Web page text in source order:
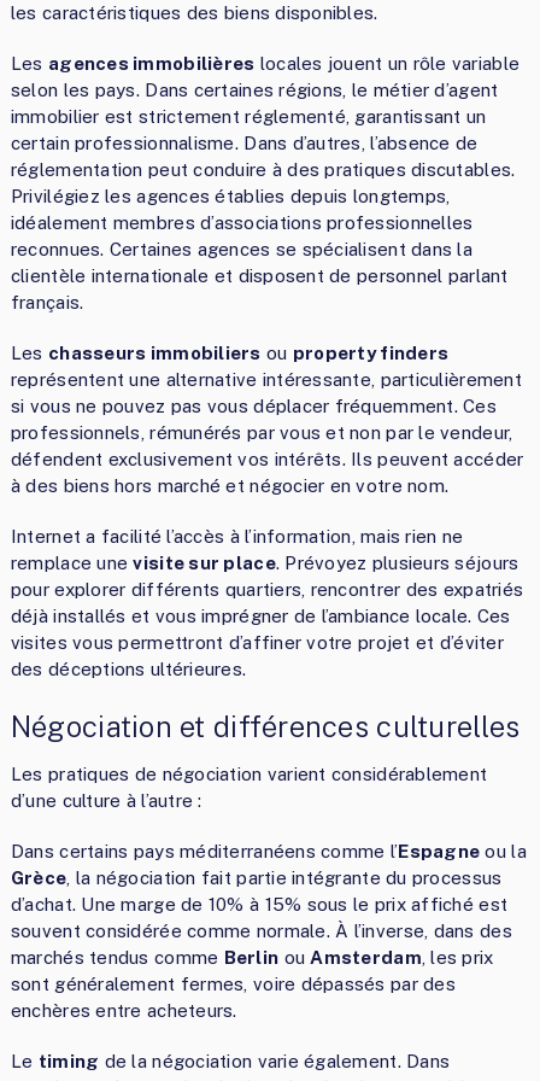
les caractéristiques des biens disponibles.
Les agences immobilières locales jouent un rôle variable
selon les pays. Dans certaines régions, le métier d’agent
immobilier est strictement réglementé, garantissant un
certain professionnalisme. Dans d’autres, l’absence de
réglementation peut conduire à des pratiques discutables.
Privilégiez les agences établies depuis longtemps,
idéalement membres d’associations professionnelles
reconnues. Certaines agences se spécialisent dans la
clientèle internationale et disposent de personnel parlant
français.
Les chasseurs immobiliers ou property finders
représentent une alternative intéressante, particulièrement
si vous ne pouvez pas vous déplacer fréquemment. Ces
professionnels, rémunérés par vous et non par le vendeur,
défendent exclusivement vos intérêts. Ils peuvent accéder
à des biens hors marché et négocier en votre nom.
Internet a facilité l’accès à l’information, mais rien ne
remplace unevisite sur place. Prévoyez plusieurs séjours
pour explorer différents quartiers, rencontrer des expatriés
déjà installés et vous imprégner de l’ambiance locale. Ces
visites vous permettront d’affiner votre projet et d’éviter
des déceptions ultérieures.
Négociation et différences culturelles
Les pratiques de négociation varient considérablement
d’une culture à l’autre :
Dans certains pays méditerranéens comme l’Espagne ou la
Grèce , la négociation fait partie intégrante du processus
d’achat. Une marge de 10% à 15% sous le prix affiché est
souvent considérée comme normale. À l’inverse, dans des
marchés tendus comme Berlin ou Amsterdam , les prix
sont généralement fermes, voire dépassés par des
enchères entre acheteurs.
Le timing de la négociation varie également. Dans